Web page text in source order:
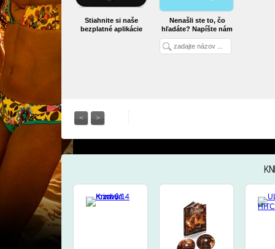
Stiahnite si naše
bezplatné aplikácie
Nenašli ste to, čo
hľadáte? Napíšte nám
< >